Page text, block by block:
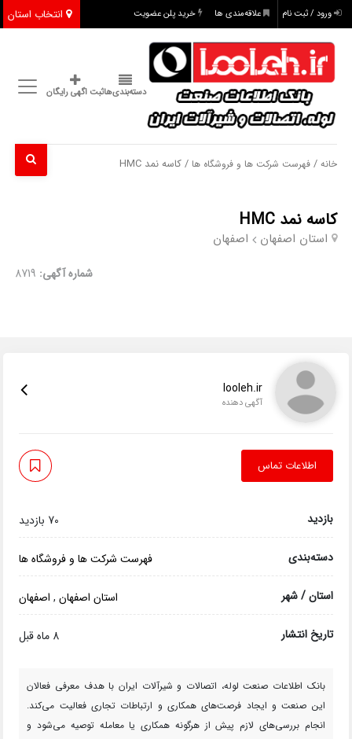
انتخاب استان ورود / ثبت نام علاقه‌مندی ها خرید پلن عضویت
دسته‌بندی‌هاثبت اگهی رایگان
خانه /فهرست شرکت ها و فروشگاه ها / کاسه نمد HMC
کاسه نمد HMC
استان اصفهان اصفهان
شماره آگهی: 8719
looleh.ir
آگهی دهنده
اطلاعات تماس
بازدید 70 بازدید
دسته‌بندی فهرست شرکت ها و فروشگاه ها
استان / شهر استان اصفهان, اصفهان
تاریخ انتشار 8 ماه قبل
بانک اطلاعات صنعت لوله، اتصالات و شیرآلات ایران با هدف معرفی فعالان
این صنعت و ایجاد فرصت‌های همکاری و ارتباطات تجاری فعالیت می‌کند.
انجام بررسی‌های لازم پیش از هرگونه همکاری یا معامله توصیه می‌شود و